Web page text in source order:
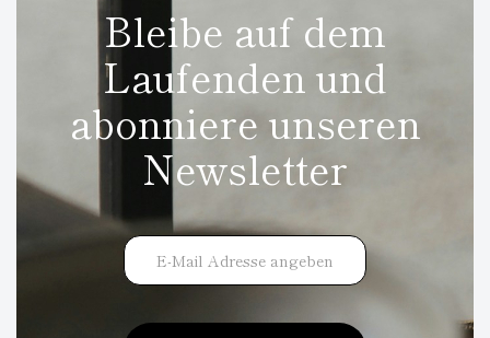
Bleibe auf dem
Laufenden und
abonniere unseren
Newsletter